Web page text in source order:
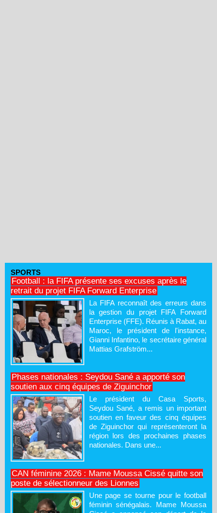
SPORTS
Football : la FIFA présente ses excuses après le
retrait du projet FIFA Forward Enterprise
La FIFA reconnaît des erreurs dans
la gestion du projet FIFA Forward
Enterprise (FFE). Réunis à Rabat, au
Maroc, le président de l'instance,
Gianni Infantino, le secrétaire général
Mattias Grafström...
Phases nationales : Seydou Sané a apporté son
soutien aux cinq équipes de Ziguinchor
Le président du Casa Sports,
Seydou Sané, a remis un important
soutien en faveur des cinq équipes
de Ziguinchor qui représenteront la
région lors des prochaines phases
nationales. Dans une...
CAN féminine 2026 : Mame Moussa Cissé quitte son
poste de sélectionneur des Lionnes
Une page se tourne pour le football
féminin sénégalais. Mame Moussa